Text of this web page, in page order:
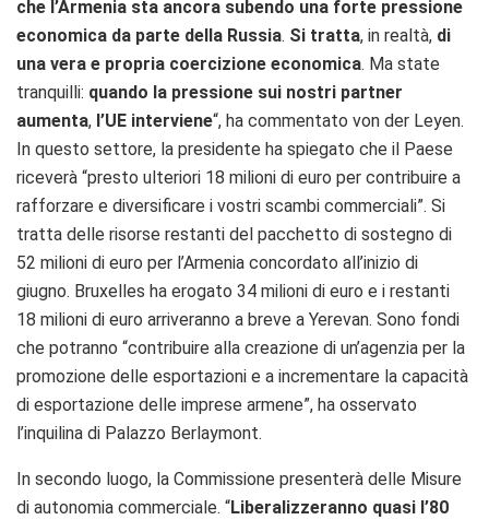
che l’Armenia sta ancora subendo una forte pressione
economica da parte della Russia. Si tratta, in realtà, di
una vera e propria coercizione economica. Ma state
tranquilli: quando la pressione sui nostri partner
aumenta, l’UE interviene“, ha commentato von der Leyen.
In questo settore, la presidente ha spiegato che il Paese
riceverà “presto ulteriori 18 milioni di euro per contribuire a
rafforzare e diversificare i vostri scambi commerciali”. Si
tratta delle risorse restanti del pacchetto di sostegno di
52 milioni di euro per l’Armenia concordato all’inizio di
giugno. Bruxelles ha erogato 34 milioni di euro e i restanti
18 milioni di euro arriveranno a breve a Yerevan. Sono fondi
che potranno “contribuire alla creazione di un’agenzia per la
promozione delle esportazioni e a incrementare la capacità
di esportazione delle imprese armene”, ha osservato
l’inquilina di Palazzo Berlaymont.
In secondo luogo, la Commissione presenterà delle Misure
di autonomia commerciale. “Liberalizzeranno quasi l’80